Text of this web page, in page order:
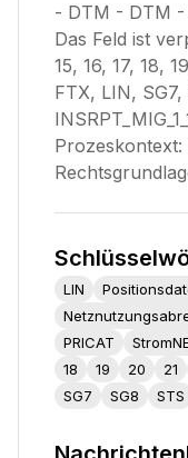
- DTM - DTM
Das Feld ist
15, 16, 17, 18,
FTX, LIN,
LIN
PRICAT
18
19 20 21
SG7
SG8 STS